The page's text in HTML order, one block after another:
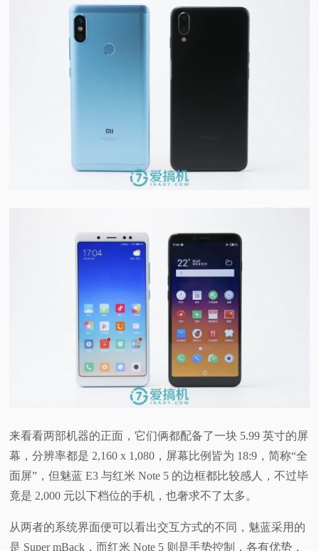
来看看两部机器的正面，它们俩都配备了一块 5.99 英寸的屏
幕，分辨率都是 2,160 x 1,080，屏幕比例皆为 18:9，简称“全
面屏”，但魅蓝 E3 与红米 Note 5 的边框都比较感人，不过毕
竟是 2,000 元以下档位的手机，也奢求不了太多。
从两者的系统界面便可以看出交互方式的不同，魅蓝采用的
是 Super mBack，而红米 Note 5 则是手势控制，各有优势，